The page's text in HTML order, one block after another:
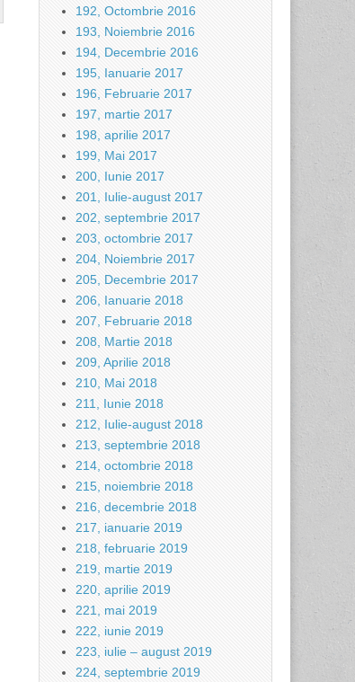
192, Octombrie 2016
193, Noiembrie 2016
194, Decembrie 2016
195, Ianuarie 2017
196, Februarie 2017
197, martie 2017
198, aprilie 2017
199, Mai 2017
200, Iunie 2017
201, Iulie-august 2017
202, septembrie 2017
203, octombrie 2017
204, Noiembrie 2017
205, Decembrie 2017
206, Ianuarie 2018
207, Februarie 2018
208, Martie 2018
209, Aprilie 2018
210, Mai 2018
211, Iunie 2018
212, Iulie-august 2018
213, septembrie 2018
214, octombrie 2018
215, noiembrie 2018
216, decembrie 2018
217, ianuarie 2019
218, februarie 2019
219, martie 2019
220, aprilie 2019
221, mai 2019
222, iunie 2019
223, iulie – august 2019
224, septembrie 2019